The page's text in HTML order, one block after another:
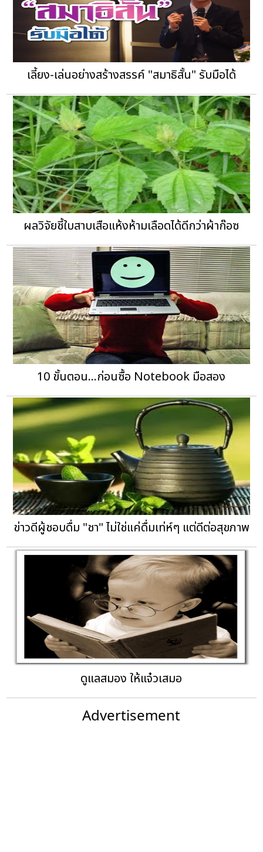
เลี้ยง-เล่นอย่างสร้างสรรค์ "สมาธิสั้น" รับมือได้
ผลวิจัยชี้ใบสาบเสือแห้งห้ามเลือดได้ดีกว่าผ้าก๊อซ
10 ขั้นตอน...ก่อนซื้อ Notebook มือสอง
ข่าวดีผู้ชอบดื่ม "ชา" ไม่ใช่แค่ดื่มเท่ห์ๆ แต่ดีต่อสุขภาพ
ดูแลสมอง ให้แจ๋วเสมอ
Advertisement